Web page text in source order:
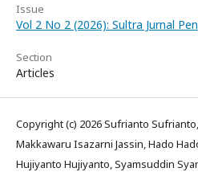
Issue
Vol 2 No 2 (2026): Sultra Jurnal
Section
Articles
Copyright (c) 2026 Sufrianto
Makkawaru Isazarni Jassin, Hado
Hujiyanto Hujiyanto, Syamsuddin